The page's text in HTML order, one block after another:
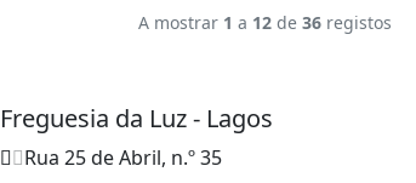
A mostrar 1 a 12 de 36 registos
Freguesia da Luz - Lagos
Rua 25 de Abril, n.º 35